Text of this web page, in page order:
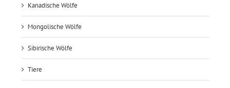
Kanadische Wölfe
Mongolische Wölfe
Sibirische Wölfe
Tiere